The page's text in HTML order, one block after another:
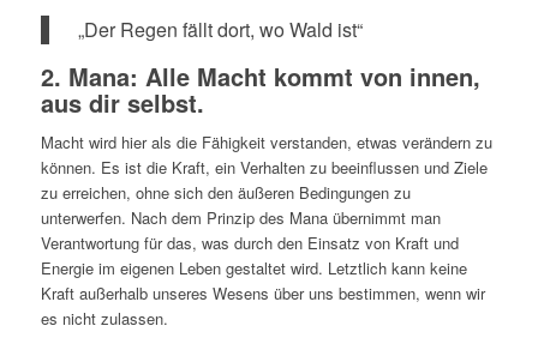
„Der Regen fällt dort, wo Wald ist“
2. Mana: Alle Macht kommt von innen,
aus dir selbst.
Macht wird hier als die Fähigkeit verstanden, etwas verändern zu
können. Es ist die Kraft, ein Verhalten zu beeinflussen und Ziele
zu erreichen, ohne sich den äußeren Bedingungen zu
unterwerfen. Nach dem Prinzip des Mana übernimmt man
Verantwortung für das, was durch den Einsatz von Kraft und
Energie im eigenen Leben gestaltet wird. Letztlich kann keine
Kraft außerhalb unseres Wesens über uns bestimmen, wenn wir
es nicht zulassen.